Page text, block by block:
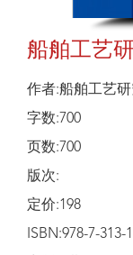
船舶工艺
作者:船舶工艺
字数:700
页数:700
版次:
定价:198
ISBN:978-7-313-